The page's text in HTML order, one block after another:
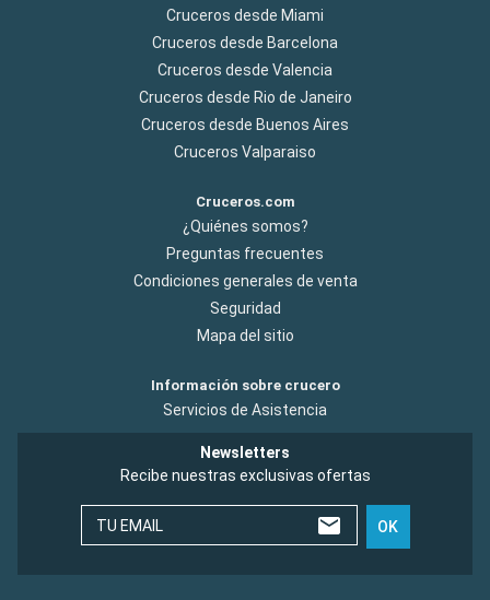
Cruceros desde Miami
Cruceros desde Barcelona
Cruceros desde Valencia
Cruceros desde Rio de Janeiro
Cruceros desde Buenos Aires
Cruceros Valparaiso
Cruceros.com
¿Quiénes somos?
Preguntas frecuentes
Condiciones generales de venta
Seguridad
Mapa del sitio
Información sobre crucero
Servicios de Asistencia
Newsletters
Recibe nuestras exclusivas ofertas
TU EMAIL OK